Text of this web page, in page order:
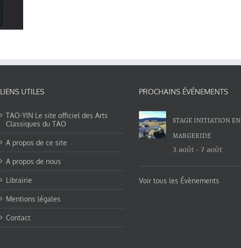
LIENS UTILES
TAO-YIN Le site officiel des Arts
Classiques du TAO
A propos de ce site
A propos de nous
Librairie
Mentions légales
Contact
PROCHAINS ÉVÉNEMENTS
STAGE INITIATION EN
MARGERIDE
3 août -7 août
Voir tous les Évènements